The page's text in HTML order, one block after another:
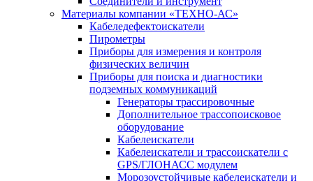
Материалы компании «ТЕХНО-АС»
Кабеледефектоискатели
Пирометры
Приборы для измерения и контроля
физических величин
Приборы для поиска и диагностики
подземных коммуникаций
Генераторы трассировочные
Дополнительное трассопоисковое
оборудование
Кабелеискатели
Кабелеискатели и трассоискатели с
GPS/ГЛОНАСС модулем
Морозоустойчивые кабелеискатели и